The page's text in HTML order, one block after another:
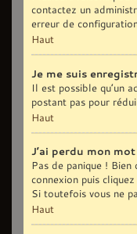
contactez un
erreur de
Haut
Je me suis
Il est possible qu’un
postant pas pour
Haut
J’ai perdu mon
Pas de panique !
connexion puis
Si toutefois vous ne
Haut